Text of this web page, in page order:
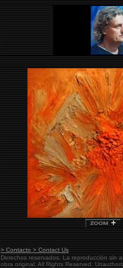
> Contacto > Contact Us
Derechos reservados. La reproducción sin
obra original.All Rights Reserved.